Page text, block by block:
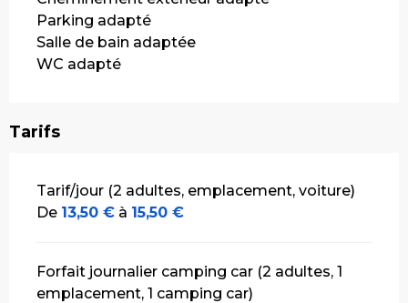
Parking adapté
Salle de bain adaptée
WC adapté
Tarifs
Tarifs 2026
Tarif/jour (2 adultes, emplacement, voiture)
De 13,50 € à 15,50 €
Forfait journalier camping car (2 adultes, 1
emplacement, 1 camping car)